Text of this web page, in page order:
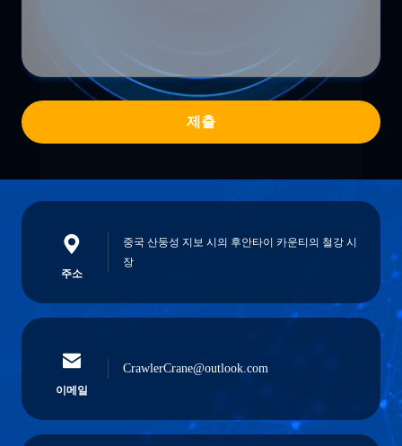
제출
주소
중국 산둥성 지보 시의 후안타이 카운티의 철강 시
장
이메일
CrawlerCrane@outlook.com